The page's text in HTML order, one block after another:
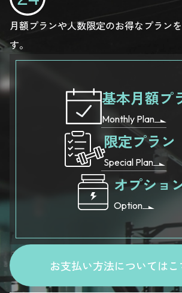
月額プランや人数限定のお得なプラン
す。
基本月額プ
Monthly Plan
限定プラン
Special Plan
オプショ
Option
お支払い方法についてはこ